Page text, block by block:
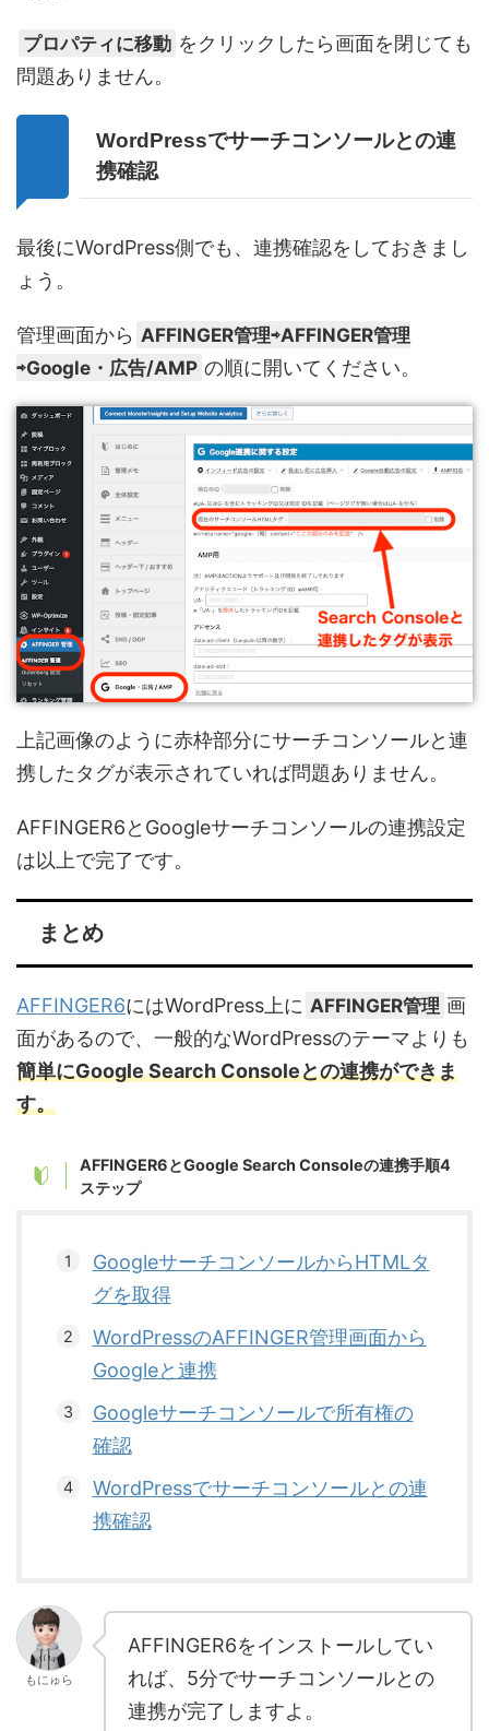
プロパティに移動 をクリックしたら画面を閉じても
問題ありません。
WordPressでサーチコンソールとの連
携確認
最後にWordPress側でも、連携確認をしておきまし
ょう。
管理画面から AFFINGER管理⇨AFFINGER管理
⇨Google・広告/AMP の順に開いてください。
上記画像のように赤枠部分にサーチコンソールと連
携したタグが表示されていれば問題ありません。
AFFINGER6とGoogleサーチコンソールの連携設定
は以上で完了です。
まとめ
AFFINGER6にはWordPress上に AFFINGER管理 画
面があるので、一般的なWordPressのテーマよりも
簡単にGoogle Search Consoleとの連携ができま
す。
AFFINGER6とGoogle Search Consoleの連携手順4
ステップ
GoogleサーチコンソールからHTMLタ
グを取得
WordPressのAFFINGER管理画面から
Googleと連携
Googleサーチコンソールで所有権の
確認
WordPressでサーチコンソールとの連
携確認
もにゅら
AFFINGER6をインストールしてい
れば、5分でサーチコンソールとの
連携が完了しますよ。